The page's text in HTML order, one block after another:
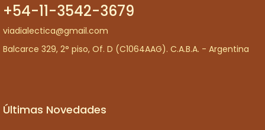
+54-11-3542-3679
viadialectica@gmail.com
Balcarce 329, 2° piso, Of. D (C1064AAG). C.A.B.A. - Argentina
Últimas Novedades